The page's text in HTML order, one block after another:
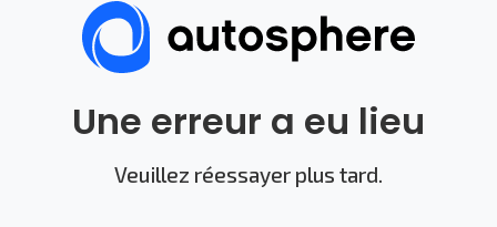
Une erreur a eu lieu
Veuillez réessayer plus tard.